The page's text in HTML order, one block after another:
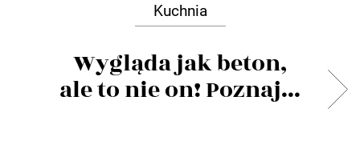
Kuchnia
Wygląda jak beton,
ale to nie on! Poznaj...